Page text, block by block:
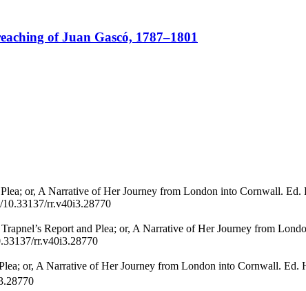
of Juan Gascó, 1787–1801
or, A Narrative of Her Journey from London into Cornwall.
rr.v40i3.28770
Report and Plea; or, A Narrative of Her Journey from
rr.v40i3.28770
or, A Narrative of Her Journey from London into Cornwall. Ed.